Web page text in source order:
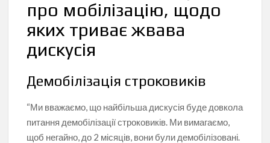
про мобілізацію, щодо
яких триває жвава
дискусія
Демобілізація строковиків
“Ми вважаємо, що найбільша дискусія буде довкола
питання демобілізації строковиків. Ми вимагаємо,
щоб негайно, до 2 місяців, вони були демобілізовані.